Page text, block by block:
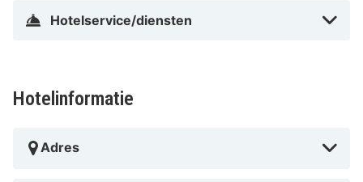
Hotelservice/diensten
Hotelinformatie
Adres